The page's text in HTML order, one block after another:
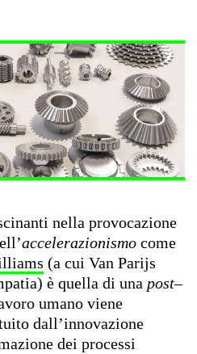
nella provocazione
accelerazionismo come
(a cui Van Parijs
è quella di una post–
umano viene
dall’innovazione
dei processi